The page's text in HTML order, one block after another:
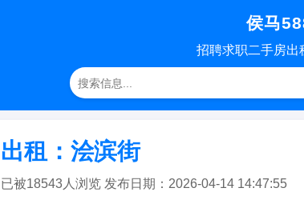
侯马
招聘求职二手房出
出租：浍滨街
已被18543人浏览 发布日期：2026-04-14 14:47:55